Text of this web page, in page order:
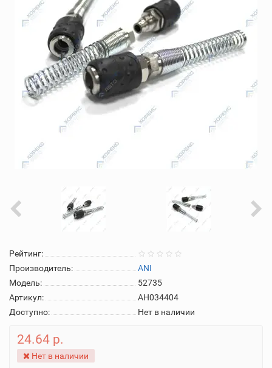
Рейтинг:
Производитель:
ANI
Модель:
52735
Артикул:
AH034404
Доступно:
Нет в наличии
24.64 р.
Нет в наличии